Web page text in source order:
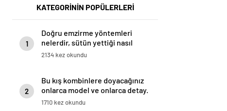
KATEGORİNİN POPÜLERLERİ
1
Doğru emzirme yöntemleri
nelerdir, sütün yettiği nasıl
anlaşılır?
2134 kez okundu
2
Bu kış kombinlere doyacağınız
onlarca model ve onlarca detay.
1710 kez okundu